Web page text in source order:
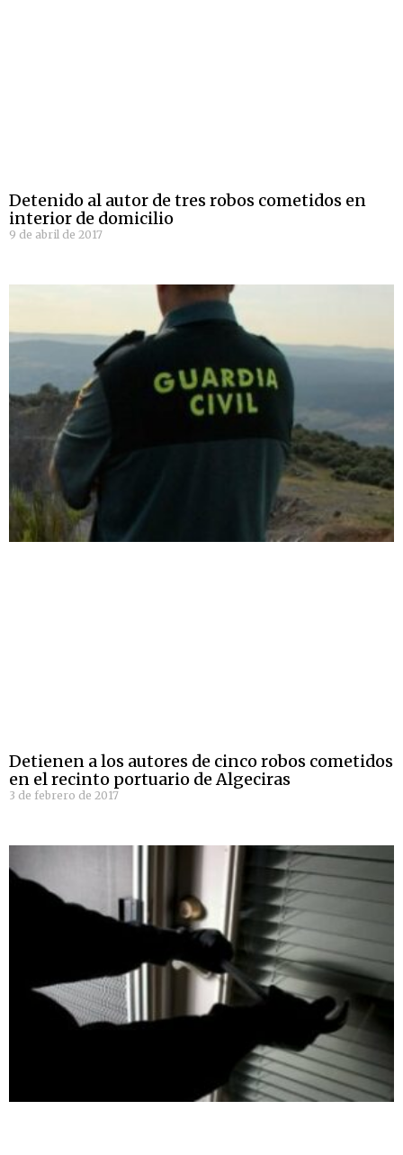
Detenido al autor de tres robos cometidos en
interior de domicilio
9 de abril de 2017
Detienen a los autores de cinco robos cometidos
en el recinto portuario de Algeciras
3 de febrero de 2017